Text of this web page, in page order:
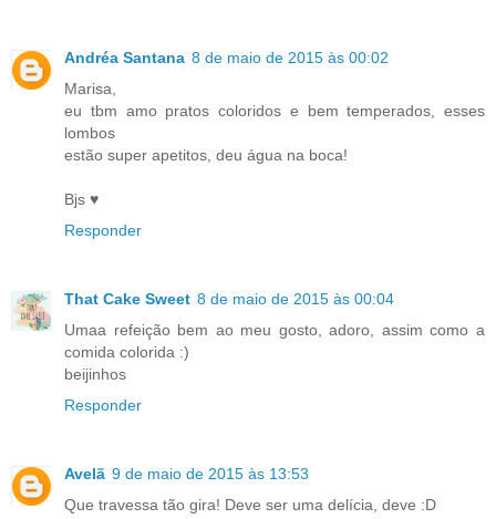
Andréa Santana 8 de maio de 2015 às 00:02
Marisa,
eu tbm amo pratos coloridos e bem temperados, esses
lombos
estão super apetitos, deu água na boca!
Bjs ♥
Responder
That Cake Sweet 8 de maio de 2015 às 00:04
Umaa refeição bem ao meu gosto, adoro, assim como a
comida colorida :)
beijinhos
Responder
Avelã 9 de maio de 2015 às 13:53
Que travessa tão gira! Deve ser uma delícia, deve :D